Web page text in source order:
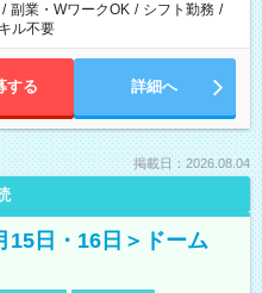
/ 副業・WワークOK / シフト勤務 /
ル不要
する 詳細へ
掲載日：2026.08.04
15日・16日＞ドーム